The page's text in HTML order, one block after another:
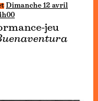
Dimanche 12 avril
jeu